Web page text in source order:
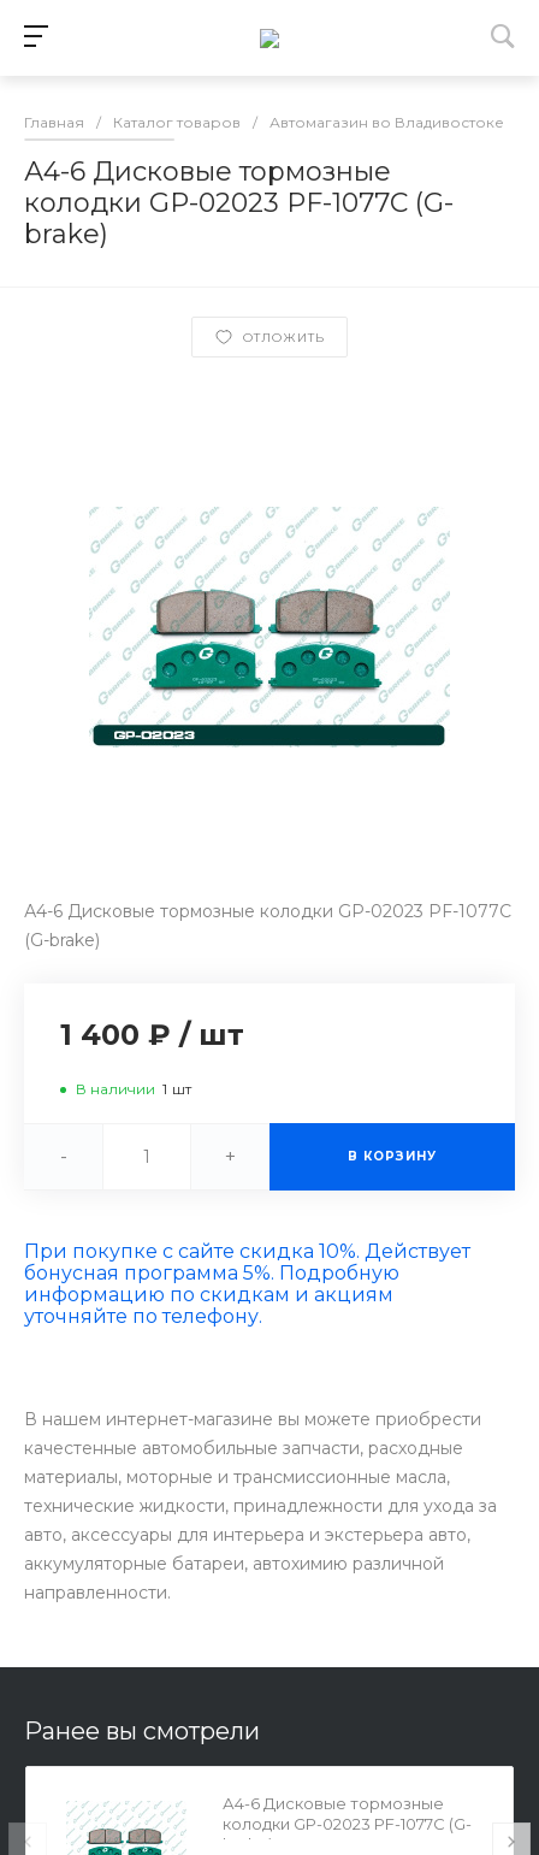
Главная / Каталог товаров / Автомагазин во Владивостоке
А4-6 Дисковые тормозные
колодки GP-02023 PF-1077C (G-
brake)
ОТЛОЖИТЬ
А4-6 Дисковые тормозные колодки GP-02023 PF-1077C
(G-brake)
1 400 ₽ / шт
В наличии 1 шт
- + В КОРЗИНУ
При покупке с сайте скидка 10%. Действует
бонусная программа 5%. Подробную
информацию по скидкам и акциям
уточняйте по телефону.
В нашем интернет-магазине вы можете приобрести
качестенные автомобильные запчасти, расходные
материалы, моторные и трансмиссионные масла,
технические жидкости, принадлежности для ухода за
авто, аксессуары для интерьера и экстерьера авто,
аккумуляторные батареи, автохимию различной
направленности.
Ранее вы смотрели
А4-6 Дисковые тормозные
колодки GP-02023 PF-1077C (G-
brake)